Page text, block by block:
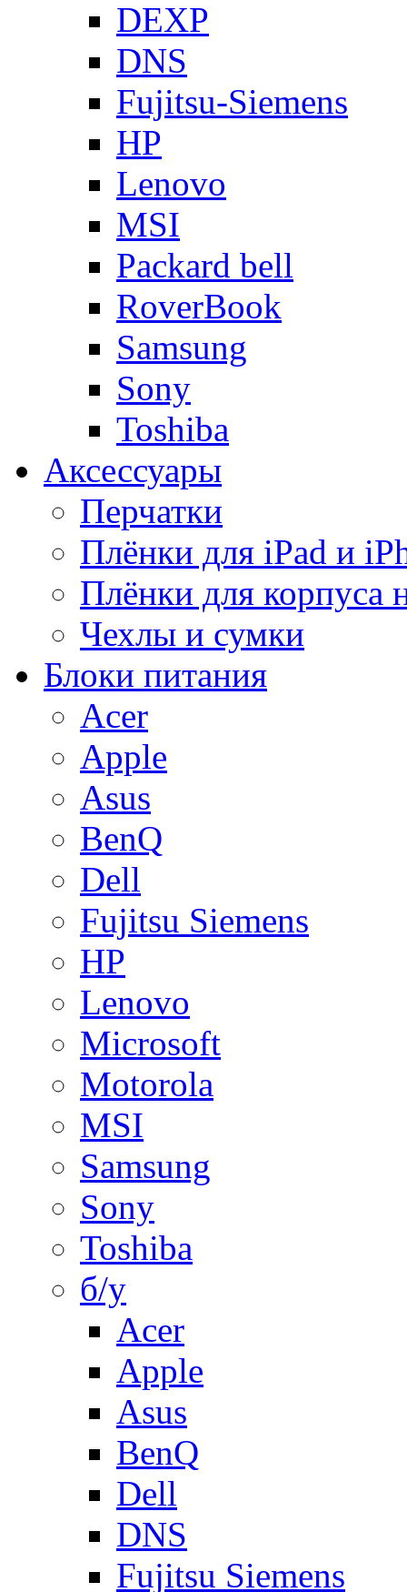
DEXP
DNS
Fujitsu-Siemens
HP
Lenovo
MSI
Packard bell
RoverBook
Samsung
Sony
Toshiba
Аксессуары
Перчатки
Плёнки для iPad и
Плёнки для корпуса
Чехлы и сумки
Блоки питания
Acer
Apple
Asus
BenQ
Dell
Fujitsu Siemens
HP
Lenovo
Microsoft
Motorola
MSI
Samsung
Sony
Toshiba
б/у
Acer
Apple
Asus
BenQ
Dell
DNS
Fujitsu Siemens